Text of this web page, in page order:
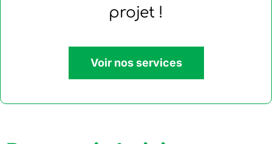
projet !
Voir nos services